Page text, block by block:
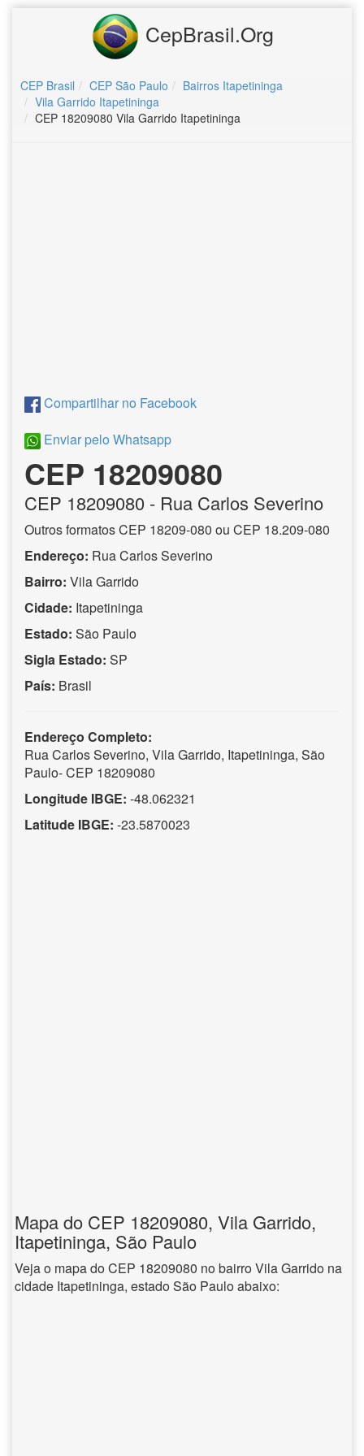
CepBrasil.Org
CEP Brasil CEP São Paulo
Bairros Itapetininga
Vila Garrido Itapetininga
CEP 18209080 Vila Garrido Itapetininga
Compartilhar no Facebook
Enviar pelo Whatsapp
CEP 18209080
CEP 18209080 - Rua Carlos Severino
Outros formatos CEP 18209-080 ou CEP 18.209-080
Endereço: Rua Carlos Severino
Bairro: Vila Garrido
Cidade: Itapetininga
Estado: São Paulo
Sigla Estado: SP
País: Brasil
Endereço Completo:
Rua Carlos Severino, Vila Garrido, Itapetininga, São
Paulo- CEP 18209080
Longitude IBGE: -48.062321
Latitude IBGE: -23.5870023
Mapa do CEP 18209080, Vila Garrido,
Itapetininga, São Paulo
Veja o mapa do CEP 18209080 no bairro Vila Garrido na
cidade Itapetininga, estado São Paulo abaixo: